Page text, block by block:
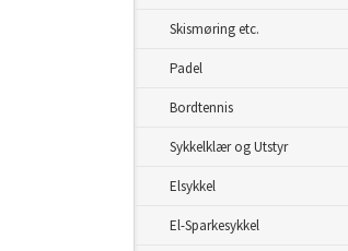
Skismøring etc.
Padel
Bordtennis
Sykkelklær og Utstyr
Elsykkel
El-Sparkesykkel